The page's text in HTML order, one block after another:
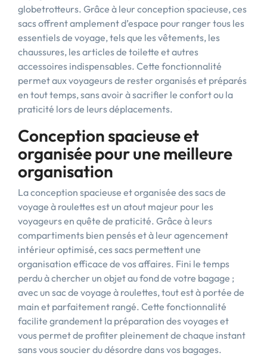
globetrotteurs. Grâce à leur conception spacieuse, ces
sacs offrent amplement d’espace pour ranger tous les
essentiels de voyage, tels que les vêtements, les
chaussures, les articles de toilette et autres
accessoires indispensables. Cette fonctionnalité
permet aux voyageurs de rester organisés et préparés
en tout temps, sans avoir à sacrifier le confort ou la
praticité lors de leurs déplacements.
Conception spacieuse et
organisée pour une meilleure
organisation
La conception spacieuse et organisée des sacs de
voyage à roulettes est un atout majeur pour les
voyageurs en quête de praticité. Grâce à leurs
compartiments bien pensés et à leur agencement
intérieur optimisé, ces sacs permettent une
organisation efficace de vos affaires. Fini le temps
perdu à chercher un objet au fond de votre bagage ;
avec un sac de voyage à roulettes, tout est à portée de
main et parfaitement rangé. Cette fonctionnalité
facilite grandement la préparation des voyages et
vous permet de profiter pleinement de chaque instant
sans vous soucier du désordre dans vos bagages.